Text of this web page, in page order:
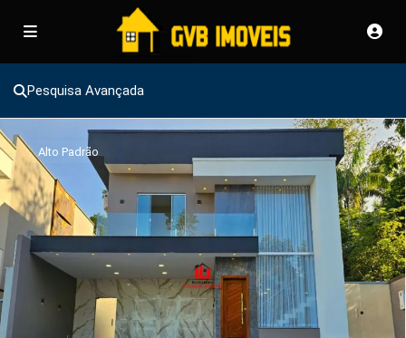
Pesquisa Avançada
Alto Padrão